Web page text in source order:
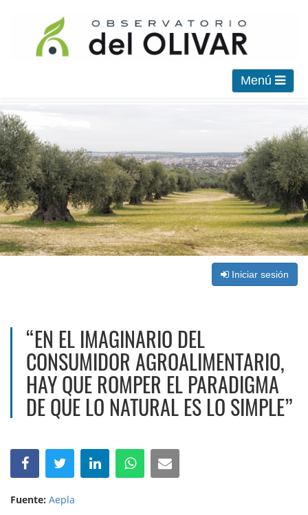
Menú
Iniciar sesión
“EN EL IMAGINARIO DEL
CONSUMIDOR AGROALIMENTARIO,
HAY QUE ROMPER EL PARADIGMA
DE QUE LO NATURAL ES LO SIMPLE”
Fuente: Aepla